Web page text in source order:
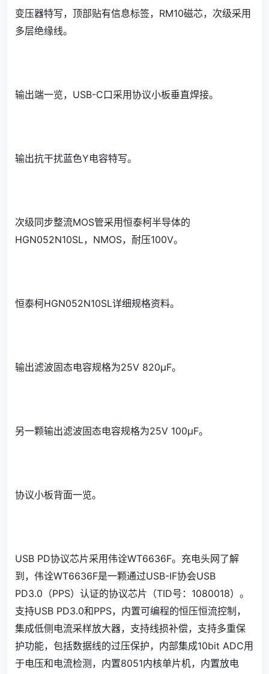
变压器特写，顶部贴有信息标签，RM10磁芯，次级采用
多层绝缘线。
输出端一览，USB-C口采用协议小板垂直焊接。
输出抗干扰蓝色Y电容特写。
次级同步整流MOS管采用恒泰柯半导体的
HGN052N10SL，NMOS，耐压100V。
恒泰柯HGN052N10SL详细规格资料。
输出滤波固态电容规格为25V 820μF。
另一颗输出滤波固态电容规格为25V 100μF。
协议小板背面一览。
USB PD协议芯片采用伟诠WT6636F。充电头网了解
到，伟诠WT6636F是一颗通过USB-IF协会USB
PD3.0（PPS）认证的协议芯片（TID号：1080018）。
支持USB PD3.0和PPS，内置可编程的恒压恒流控制，
集成低侧电流采样放大器，支持线损补偿，支持多重保
护功能，包括数据线的过压保护，内部集成10bit ADC用
于电压和电流检测，内置8051内核单片机，内置放电